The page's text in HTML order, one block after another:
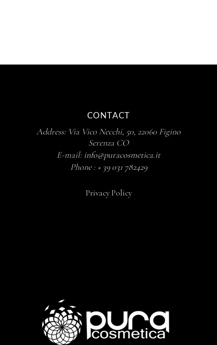
CONTACT
Address: Via Vico Necchi, 50, 22060 Figino
Serenza CO
E-mail: info@puracosmetica.it
Phone : + 39031 782429
Privacy Policy